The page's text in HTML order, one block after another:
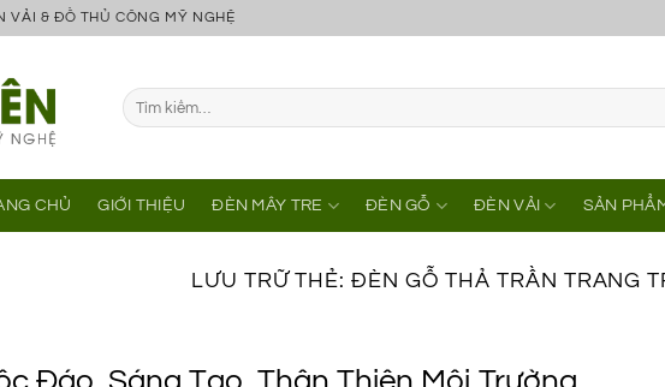
VẢI & ĐỒ THỦ CÔNG MỸ NGHỆ
Tìm
kiếm:
CHỦ GIỚI THIỆU ĐÈN MÂY TRE ĐÈN GỖ ĐÈN VẢI SẢN
LƯU TRỮ THẺ: ĐÈN GỖ THẢ TRẦN TRANG
Đáo, Sáng Tạo, Thân Thiện Môi Trường